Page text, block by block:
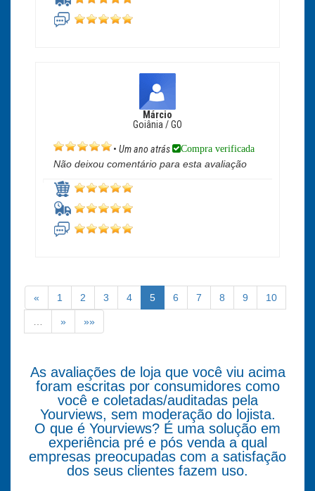
Márcio
Goiânia / GO
• Um ano atrás Compra verificada
Não deixou comentário para esta avaliação
« 1 2 3 4 5 6 7 8 9 10
» »»
As avaliações de loja que você viu acima
foram escritas por consumidores como
você e coletadas/auditadas pela
Yourviews, sem moderação do lojista.
O que é Yourviews? É uma solução em
experiência pré e pós venda a qual
empresas preocupadas com a satisfação
dos seus clientes fazem uso.